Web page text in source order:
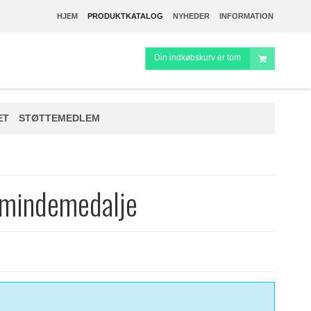
HJEM PRODUKTKATALOG NYHEDER INFORMATION
Din indkøbskurv er tom
STØTTEMEDLEM